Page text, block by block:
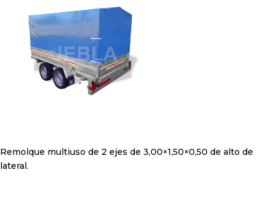
Remolque multiuso de 2 ejes de 3,00×1,50×0,50 de alto de
lateral.